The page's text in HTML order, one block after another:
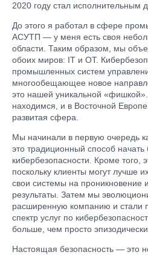
2020 году стал исполнительным
До этого я работал в сфере
АСУТП — у меня есть своя
области. Таким образом, мы
обоих миров: IT и OT.
промышленных систем
многообещающее новое
это нашей уникальной
находимся, и в Восточной
развитая сфера.
Мы начинали в первую очередь
это традиционный способ
кибербезопасности. Кроме того,
поскольку клиенты могут лучше
свои системы на проникновение
результаты. Затем мы
расширенную компанию и стали
спектр услуг по
больше, чем просто
Настоящая безопасность — это